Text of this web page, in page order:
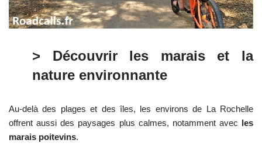
> Découvrir les marais et la
nature environnante
Au-delà des plages et des îles, les environs de La Rochelle
offrent aussi des paysages plus calmes, notamment avec les
marais poitevins.